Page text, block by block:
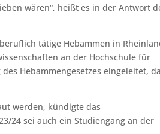
wären“, heißt es in der Antwort
tätige Hebammen in
an der Hochschule für
Hebammengesetzes eingeleitet,
werden, kündigte das
24 sei auch ein Studiengang an der